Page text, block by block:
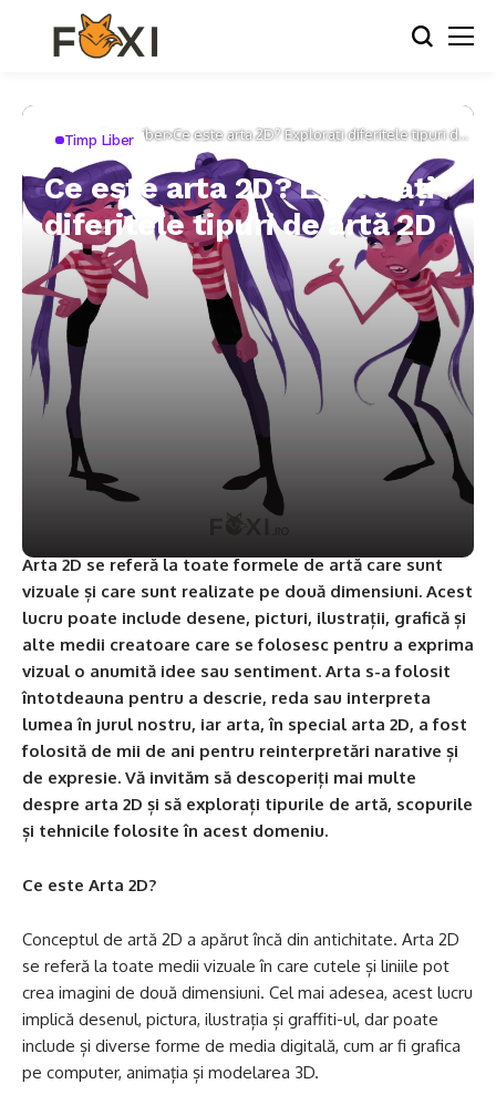
Home Timp Liber Ce este arta 2D? Explorați diferitele tipuri de
artă 2D
Timp Liber
Ce este arta 2D? Explorați
diferitele tipuri de artă 2D
Arta 2D se referă la toate formele de artă care sunt
vizuale și care sunt realizate pe două dimensiuni. Acest
lucru poate include desene, picturi, ilustrații, grafică și
alte medii creatoare care se folosesc pentru a exprima
vizual o anumită idee sau sentiment. Arta s-a folosit
întotdeauna pentru a descrie, reda sau interpreta
lumea în jurul nostru, iar arta, în special arta 2D, a fost
folosită de mii de ani pentru reinterpretări narative și
de expresie. Vă invităm să descoperiți mai multe
despre arta 2D și să explorați tipurile de artă, scopurile
și tehnicile folosite în acest domeniu.
Ce este Arta 2D?
Conceptul de artă 2D a apărut încă din antichitate. Arta 2D
se referă la toate medii vizuale în care cutele și liniile pot
crea imagini de două dimensiuni. Cel mai adesea, acest lucru
implică desenul, pictura, ilustrația și graffiti-ul, dar poate
include și diverse forme de media digitală, cum ar fi grafica
pe computer, animația și modelarea 3D.